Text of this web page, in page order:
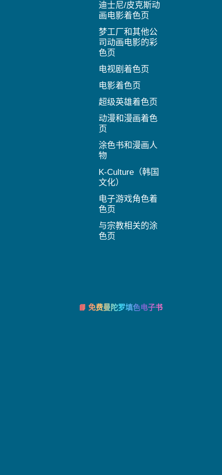
迪士尼/皮克斯动
画电影着色页
梦工厂和其他公
司动画电影的彩
色页
电视剧着色页
电影着色页
超级英雄着色页
动漫和漫画着色
页
涂色书和漫画人
物
K-Culture（韩国
文化）
电子游戏角色着
色页
与宗教相关的涂
色页
📘 免费曼陀罗填色电子书